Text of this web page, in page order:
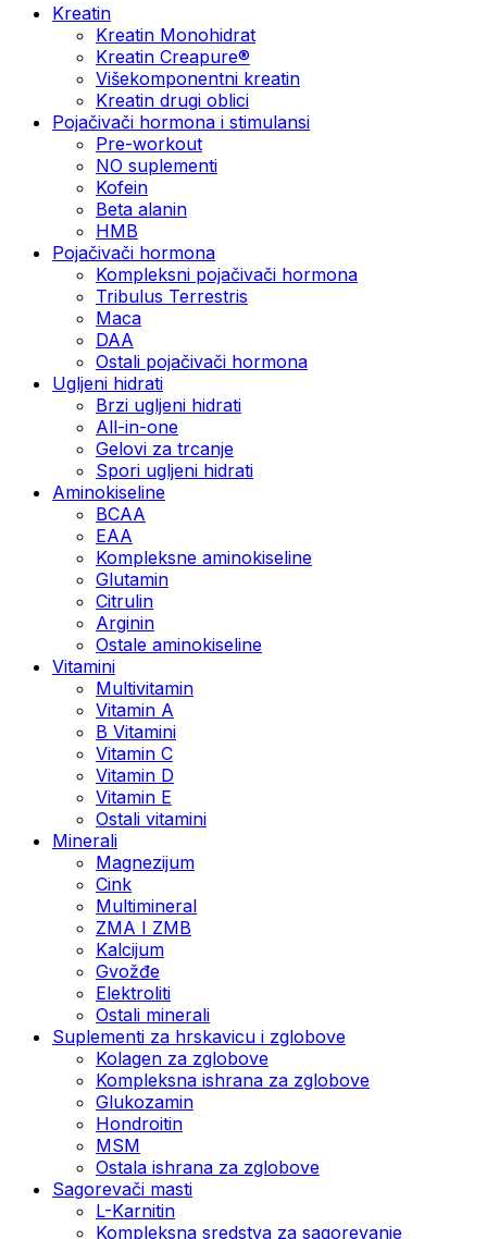
Kreatin
Kreatin Monohidrat
Kreatin Creapure®
Višekomponentni kreatin
Kreatin drugi oblici
Pojačivači hormona i stimulansi
Pre-workout
NO suplementi
Kofein
Beta alanin
HMB
Pojačivači hormona
Kompleksni pojačivači hormona
Tribulus Terrestris
Maca
DAA
Ostali pojačivači hormona
Ugljeni hidrati
Brzi ugljeni hidrati
All-in-one
Gelovi za trcanje
Spori ugljeni hidrati
Aminokiseline
BCAA
ЕАА
Kompleksne aminokiseline
Glutamin
Citrulin
Arginin
Ostale aminokiseline
Vitamini
Multivitamin
Vitamin A
B Vitamini
Vitamin C
Vitamin D
Vitamin E
Ostali vitamini
Minerali
Magnezijum
Cink
Multimineral
ZMA I ZMB
Kalcijum
Gvožđe
Elektroliti
Ostali minerali
Suplementi za hrskavicu i zglobove
Kolagen za zglobove
Kompleksna ishrana za zglobove
Glukozamin
Hondroitin
MSM
Ostala ishrana za zglobove
Sagorevači masti
L-Karnitin
Kompleksna sredstva za sagorevanje